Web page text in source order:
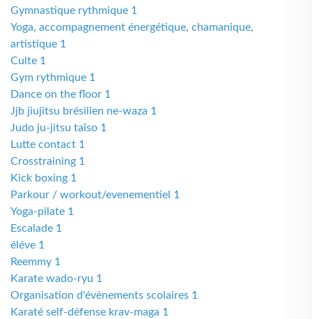
Gymnastique rythmique 1
Yoga, accompagnement énergétique, chamanique,
artistique 1
Culte 1
Gym rythmique 1
Dance on the floor 1
Jjb jiujitsu brésilien ne-waza 1
Judo ju-jitsu taïso 1
Lutte contact 1
Crosstraining 1
Kick boxing 1
Parkour / workout/evenementiel 1
Yoga-pilate 1
Escalade 1
éléve 1
Reemmy 1
Karate wado-ryu 1
Organisation d'évènements scolaires 1
Karaté self-défense krav-maga 1